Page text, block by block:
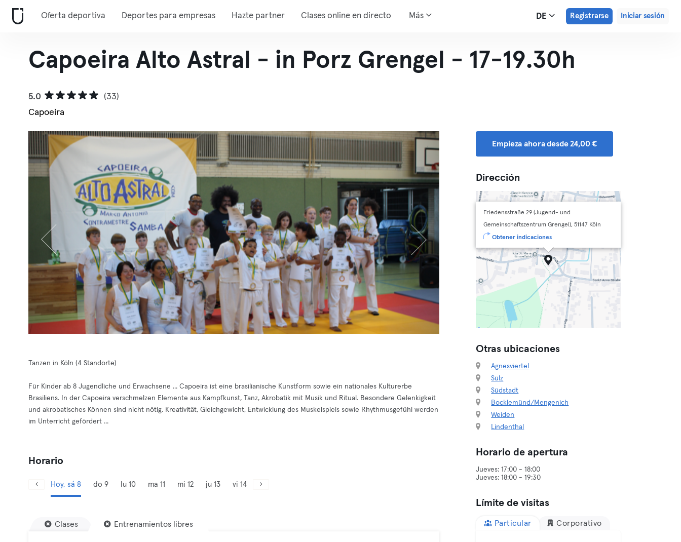
Oferta deportiva Deportes para empresas Hazte partner Clases online en directo Más DE Registrarse Iniciar sesión
Capoeira Alto Astral - in Porz Grengel - 17-19.30h
5.0
(33)
Capoeira
Tanzen in Köln (4 Standorte)
Für Kinder ab 8 Jugendliche und Erwachsene ... Capoeira ist eine brasilianische Kunstform sowie ein nationales Kulturerbe
Brasiliens. In der Capoeira verschmelzen Elemente aus Kampfkunst, Tanz, Akrobatik mit Musik und Ritual. Besondere Gelenkigkeit
und akrobatisches Können sind nicht nötig. Kreativität, Gleichgewicht, Entwicklung des Muskelspiels sowie Rhythmusgefühl werden
im Unterricht gefördert ...
Horario
Hoy, sá 8 do 9 lu 10 ma 11 mi 12 ju 13 vi 14
Clases Entrenamientos libres
Empieza ahora desde 24,00 €
Dirección
Friedensstraße 29 (Jugend- und
Gemeinschaftszentrum Grengel), 51147 Köln
Obtener indicaciones
Otras ubicaciones
Agnesviertel
Sülz
Südstadt
Bocklemünd/Mengenich
Weiden
Lindenthal
Horario de apertura
Jueves: 17:00 - 18:00
Límite de visitas
Particular Corporativo